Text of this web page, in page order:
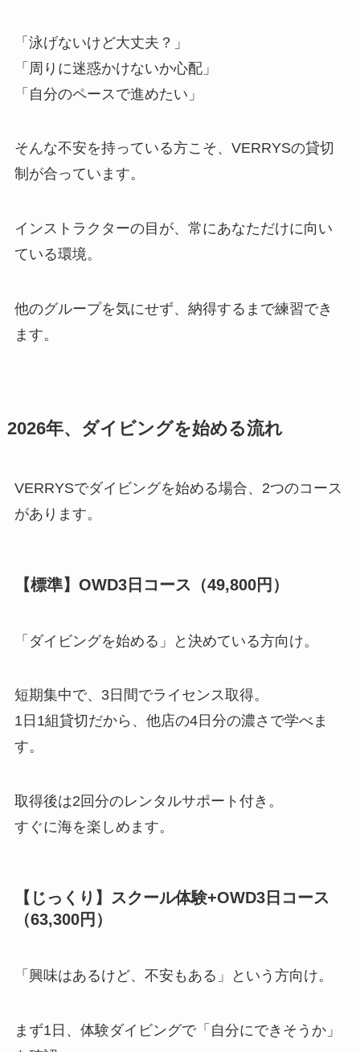
「泳げないけど大丈夫？」
「周りに迷惑かけないか心配」
「自分のペースで進めたい」
そんな不安を持っている方こそ、VERRYSの貸切
制が合っています。
インストラクターの目が、常にあなただけに向い
ている環境。
他のグループを気にせず、納得するまで練習でき
ます。
2026年、ダイビングを始める流れ
VERRYSでダイビングを始める場合、2つのコース
があります。
【標準】OWD3日コース（49,800円）
「ダイビングを始める」と決めている方向け。
短期集中で、3日間でライセンス取得。
1日1組貸切だから、他店の4日分の濃さで学べま
す。
取得後は2回分のレンタルサポート付き。
すぐに海を楽しめます。
【じっくり】スクール体験+OWD3日コース
（63,300円）
「興味はあるけど、不安もある」という方向け。
まず1日、体験ダイビングで「自分にできそうか」